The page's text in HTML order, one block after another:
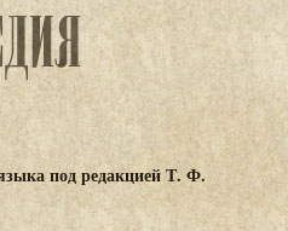
под редакцией Т. Ф.